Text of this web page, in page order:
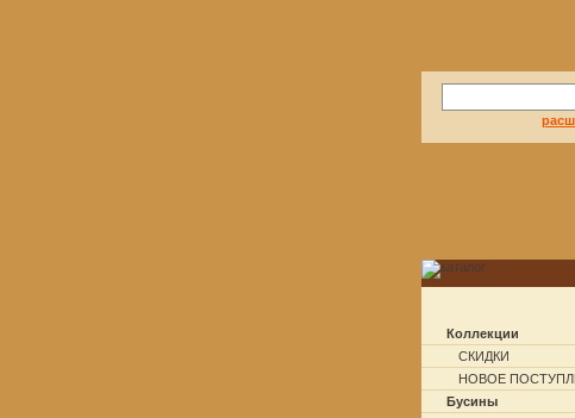
Коллекции
СКИДКИ
НОВОЕ
Бусины